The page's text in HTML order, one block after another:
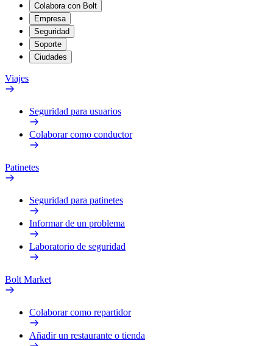
Colabora con Bolt
Empresa
Seguridad
Soporte
Ciudades
Viajes
Seguridad para usuarios
Colaborar como conductor
Patinetes
Seguridad para patinetes
Informar de un problema
Laboratorio de seguridad
Bolt Market
Colaborar como repartidor
Añadir un restaurante o tienda